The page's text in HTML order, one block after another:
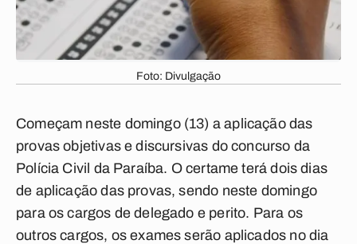
Foto: Divulgação
Começam neste domingo (13) a aplicação das
provas objetivas e discursivas do concurso da
Polícia Civil da Paraíba. O certame terá dois dias
de aplicação das provas, sendo neste domingo
para os cargos de delegado e perito. Para os
outros cargos, os exames serão aplicados no dia